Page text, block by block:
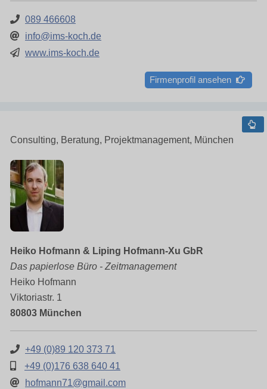
089 466608
info@ims-koch.de
www.ims-koch.de
Firmenprofil ansehen
Consulting, Beratung, Projektmanagement, München
Heiko Hofmann & Liping Hofmann-Xu GbR
Das papierlose Büro - Zeitmanagement
Heiko Hofmann
Viktoriastr. 1
80803 München
+49 (0)89 120 373 71
+49 (0)176 638 640 41
hofmann71@gmail.com